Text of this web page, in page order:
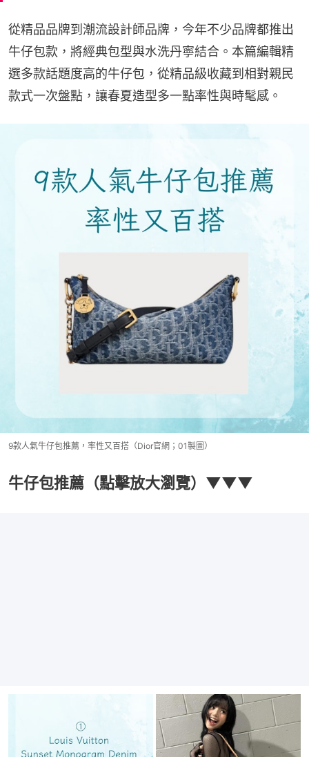
從精品品牌到潮流設計師品牌，今年不少品牌都推出
牛仔包款，將經典包型與水洗丹寧結合。本篇編輯精
選多款話題度高的牛仔包，從精品級收藏到相對親民
款式一次盤點，讓春夏造型多一點率性與時髦感。
9款人氣牛仔包推薦，率性又百搭（Dior官網；01製圖）
牛仔包推薦（點擊放大瀏覽）▼▼▼